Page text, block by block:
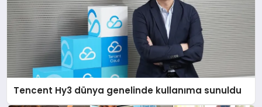
Tencent Hy3 dünya genelinde kullanıma sunuldu